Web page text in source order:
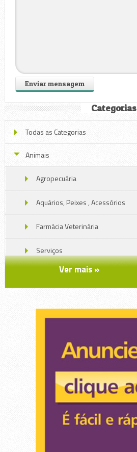
Categorias
Todas as Categorias
Animais
Agropecuária
Aquários, Peixes , Acessórios
Farmácia Veterinária
Serviços
Ver mais »